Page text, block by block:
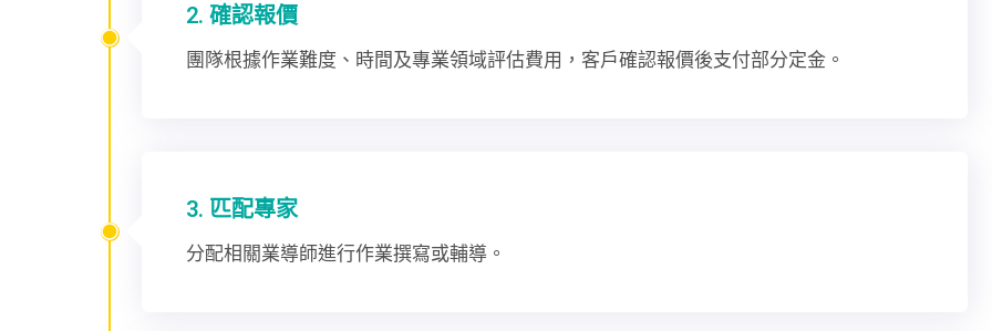
2. 確認報價
團隊根據作業難度、時間及專業領域評估費用，客戶確認報價後支付部分定金。
3. 匹配專家
分配相關業導師進行作業撰寫或輔導。